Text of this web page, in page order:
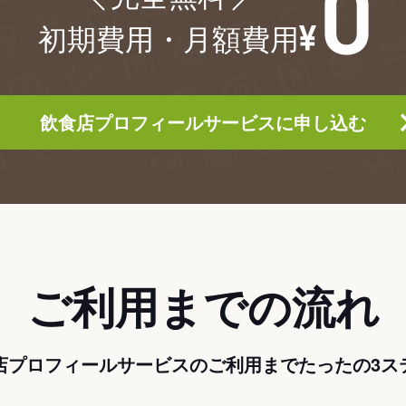
初期費用・月額費用
飲食店プロフィールサービスに申し込む
ご利用までの流れ
プロフィールサービスのご利用までたったの3ス